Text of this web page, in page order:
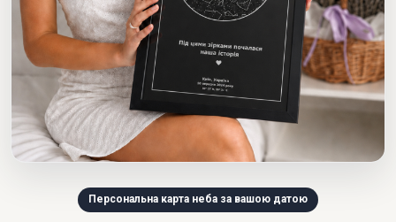
Персональна карта неба за вашою датою